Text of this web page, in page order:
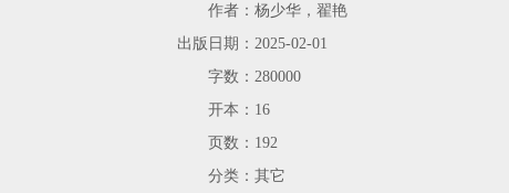
作者： 杨少华，翟艳
出版日期： 2025-02-01
字数： 280000
开本： 16
页数： 192
分类： 其它